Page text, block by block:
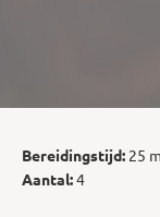
Bereidingstijd: 25
Aantal:4